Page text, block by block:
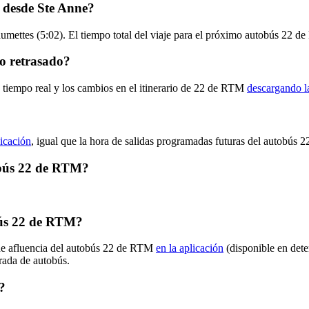
Ste Anne?
(5:02). El tiempo total del viaje para el próximo autobús 22
retrasado?
real y los cambios en el itinerario de 22 de RTM descargando
, igual que la hora de salidas programadas futuras del autobús
22 de RTM?
22 de RTM?
afluencia del autobús 22 de RTM en la aplicación (disponible en
de autobús.